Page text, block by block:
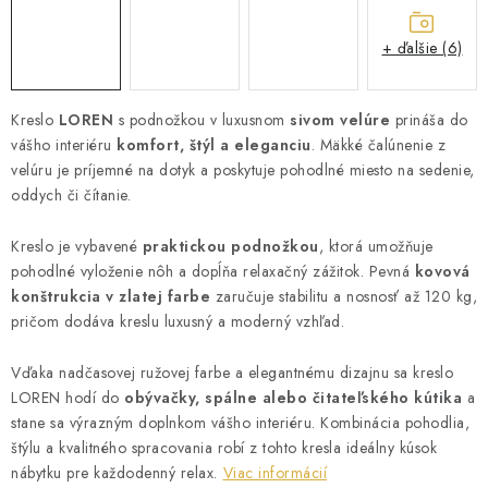
SKRIŇA NA TOPANKY
FAQ - NAJČASTEJŠIE OTÁZKY
Všeobecné obchodné podmienky
Kontakty
Kreslo LOREN s podnožkou v luxusnom sivom velúre prináša do
vášho interiéru komfort, štýl a eleganciu. Mäkké čalúnenie z
velúru je príjemné na dotyk a poskytuje pohodlné miesto na sedenie,
oddych či čítanie.
Kreslo je vybavené praktickou podnožkou, ktorá umožňuje
pohodlné vyloženie nôh a dopĺňa relaxačný zážitok. Pevná kovová
konštrukcia v zlatej farbe zaručuje stabilitu a nosnosť až 120 kg,
pričom dodáva kreslu luxusný a moderný vzhľad.
Vďaka nadčasovej ružovej farbe a elegantnému dizajnu sa kreslo
LOREN hodí do obývačky, spálne alebo čitateľského kútika a
stane sa výrazným doplnkom vášho interiéru. Kombinácia pohodlia,
štýlu a kvalitného spracovania robí z tohto kresla ideálny kúsok
nábytku pre každodenný relax. Viac informácií
+ ďalšie (6)